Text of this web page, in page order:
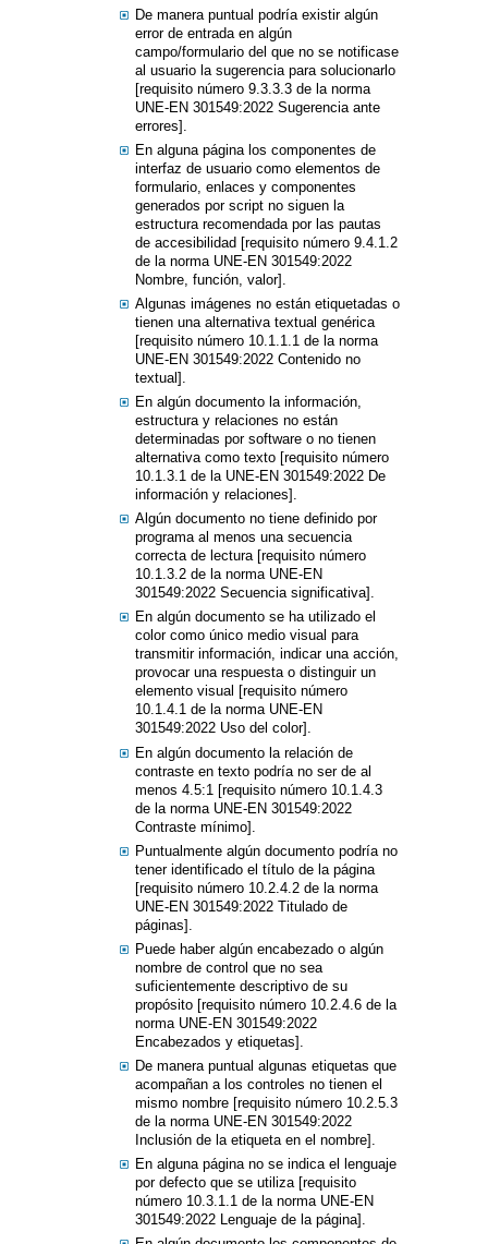
De manera puntual podría existir algún
error de entrada en algún
campo/formulario del que no se notificase
al usuario la sugerencia para solucionarlo
[requisito número 9.3.3.3 de la norma
UNE-EN 301549:2022 Sugerencia ante
errores].
En alguna página los componentes de
interfaz de usuario como elementos de
formulario, enlaces y componentes
generados por script no siguen la
estructura recomendada por las pautas
de accesibilidad [requisito número 9.4.1.2
de la norma UNE-EN 301549:2022
Nombre, función, valor].
Algunas imágenes no están etiquetadas o
tienen una alternativa textual genérica
[requisito número 10.1.1.1 de la norma
UNE-EN 301549:2022 Contenido no
textual].
En algún documento la información,
estructura y relaciones no están
determinadas por software o no tienen
alternativa como texto [requisito número
10.1.3.1 de la UNE-EN 301549:2022 De
información y relaciones].
Algún documento no tiene definido por
programa al menos una secuencia
correcta de lectura [requisito número
10.1.3.2 de la norma UNE-EN
301549:2022 Secuencia significativa].
En algún documento se ha utilizado el
color como único medio visual para
transmitir información, indicar una acción,
provocar una respuesta o distinguir un
elemento visual [requisito número
10.1.4.1 de la norma UNE-EN
301549:2022 Uso del color].
En algún documento la relación de
contraste en texto podría no ser de al
menos 4.5:1 [requisito número 10.1.4.3
de la norma UNE-EN 301549:2022
Contraste mínimo].
Puntualmente algún documento podría no
tener identificado el título de la página
[requisito número 10.2.4.2 de la norma
UNE-EN 301549:2022 Titulado de
páginas].
Puede haber algún encabezado o algún
nombre de control que no sea
suficientemente descriptivo de su
propósito [requisito número 10.2.4.6 de la
norma UNE-EN 301549:2022
Encabezados y etiquetas].
De manera puntual algunas etiquetas que
acompañan a los controles no tienen el
mismo nombre [requisito número 10.2.5.3
de la norma UNE-EN 301549:2022
Inclusión de la etiqueta en el nombre].
En alguna página no se indica el lenguaje
por defecto que se utiliza [requisito
número 10.3.1.1 de la norma UNE-EN
301549:2022 Lenguaje de la página].